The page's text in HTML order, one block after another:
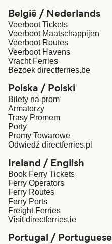
Catalan
Suomi
Nederland
España
Türkiye
Österreich (DE)
Canada (FR)
België / Nederlands
Veerboot Tickets
Veerboot Maatschappijen
Veerboot Routes
Veerboot Havens
Vracht Ferries
Bezoek directferries.be
Polska / Polski
Bilety na prom
Armatorzy
Trasy Promem
Porty
Promy Towarowe
Odwiedź directferries.pl
Ireland / English
Book Ferry Tickets
Ferry Operators
Ferry Routes
Ferry Ports
Freight Ferries
Visit directferries.ie
Portugal / Portuguese